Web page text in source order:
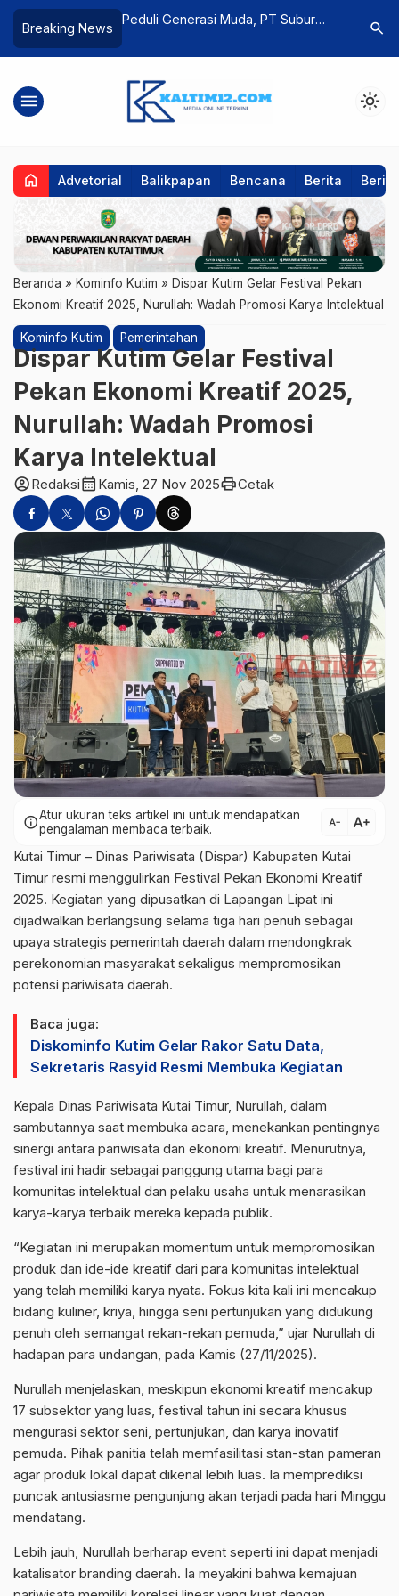
Breaking News
Jadi Produk
Peduli Generasi Muda, PT Subur
Kesehatan dan Keselamatan
Tujuh
search
menu light_mode
home Advetorial Balikpapan Bencana Berita
Beranda » Kominfo Kutim » Dispar Kutim Gelar Festival Pekan
Ekonomi Kreatif 2025, Nurullah: Wadah Promosi Karya Intelektual
Kominfo Kutim Pemerintahan
Dispar Kutim Gelar Festival
Pekan Ekonomi Kreatif 2025,
Nurullah: Wadah Promosi
Karya Intelektual
account_circleRedaksicalendar_month Kamis, 27 Nov 2025printCetak
infoAtur ukuran teks artikel ini untuk mendapatkan
pengalaman membaca terbaik.
text_decrease text_increase
Kutai Timur – Dinas Pariwisata (Dispar) Kabupaten Kutai
Timur resmi menggulirkan Festival Pekan Ekonomi Kreatif
2025. Kegiatan yang dipusatkan di Lapangan Lipat ini
dijadwalkan berlangsung selama tiga hari penuh sebagai
upaya strategis pemerintah daerah dalam mendongkrak
perekonomian masyarakat sekaligus mempromosikan
potensi pariwisata daerah.
Baca juga:
Diskominfo Kutim Gelar Rakor Satu Data,
Sekretaris Rasyid Resmi Membuka Kegiatan
​Kepala Dinas Pariwisata Kutai Timur, Nurullah, dalam
sambutannya saat membuka acara, menekankan pentingnya
sinergi antara pariwisata dan ekonomi kreatif. Menurutnya,
festival ini hadir sebagai panggung utama bagi para
komunitas intelektual dan pelaku usaha untuk menarasikan
karya-karya terbaik mereka kepada publik.
​“Kegiatan ini merupakan momentum untuk mempromosikan
produk dan ide-ide kreatif dari para komunitas intelektual
yang telah memiliki karya nyata. Fokus kita kali ini mencakup
bidang kuliner, kriya, hingga seni pertunjukan yang didukung
penuh oleh semangat rekan-rekan pemuda,” ujar Nurullah di
hadapan para undangan, pada Kamis (27/11/2025).
​Nurullah menjelaskan, meskipun ekonomi kreatif mencakup
17 subsektor yang luas, festival tahun ini secara khusus
mengurasi sektor seni, pertunjukan, dan karya inovatif
pemuda. Pihak panitia telah memfasilitasi stan-stan pameran
agar produk lokal dapat dikenal lebih luas. Ia memprediksi
puncak antusiasme pengunjung akan terjadi pada hari Minggu
mendatang.
​Lebih jauh, Nurullah berharap event seperti ini dapat menjadi
katalisator branding daerah. Ia meyakini bahwa kemajuan